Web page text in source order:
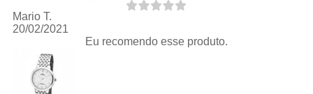
Mario T.
20/02/2021
Eu recomendo esse produto.